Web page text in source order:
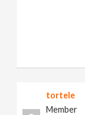
tortele
Member